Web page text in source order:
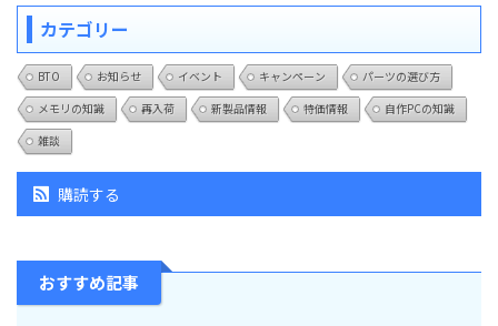
カテゴリー
BTO お知らせ イベント キャンペーン
パーツの選び方
メモリの知識
再入荷 新製品情報 特価情報
自作PCの知識
雑談
購読する
おすすめ記事